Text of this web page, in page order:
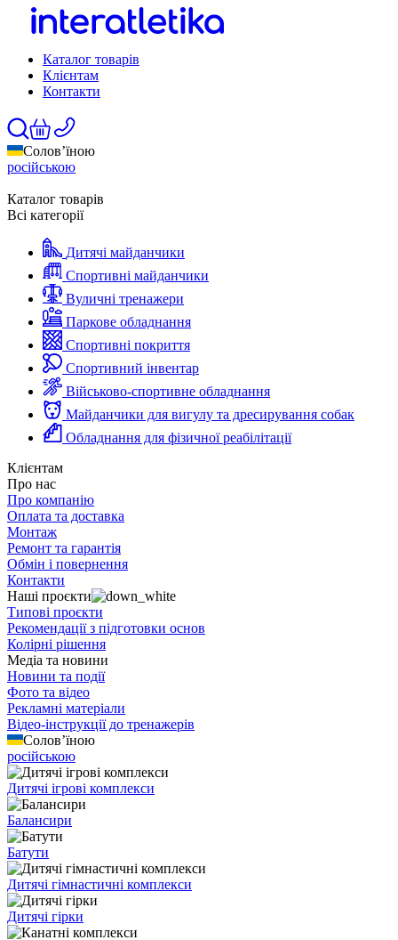
Каталог товарів
Клієнтам
Контакти
Солов’їною
російською
Каталог товарів
Всі категорії
Дитячі майданчики
Спортивні майданчики
Вуличні тренажери
Паркове обладнання
Спортивні покриття
Спортивний інвентар
Військово-спортивне обладнання
Майданчики для вигулу та дресирування собак
Обладнання для фізичної реабілітації
Клієнтам
Про нас
Про компанію
Оплата та доставка
Монтаж
Ремонт та гарантія
Обмін і повернення
Контакти
Наші проєкти
Типові проєкти
Рекомендації з підготовки основ
Колірні рішення
Медіа та новини
Новини та події
Фото та відео
Рекламні матеріали
Відео-інструкції до тренажерів
Солов’їною
російською
Дитячі ігрові комплекси
Балансири
Батути
Дитячі гімнастичні комплекси
Дитячі гірки